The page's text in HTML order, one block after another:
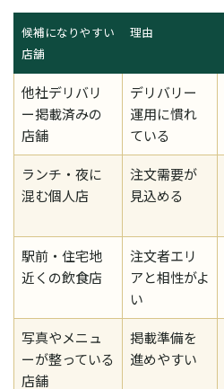
候補になりやすい
店舗
理由
他社デリバリ
ー掲載済みの
店舗
デリバリー
運用に慣れ
ている
ランチ・夜に
混む個人店
注文需要が
見込める
駅前・住宅地
近くの飲食店
注文者エリ
アと相性がよ
い
写真やメニュ
ーが整っている
店舗
掲載準備を
進めやすい